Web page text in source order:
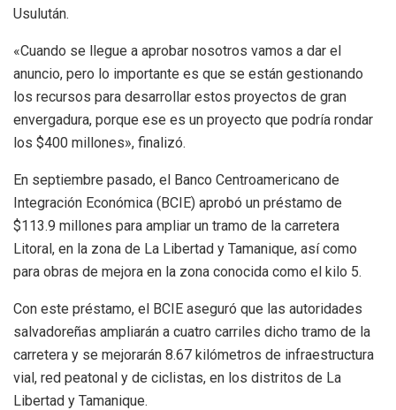
Usulután.
«Cuando se llegue a aprobar nosotros vamos a dar el
anuncio, pero lo importante es que se están gestionando
los recursos para desarrollar estos proyectos de gran
envergadura, porque ese es un proyecto que podría rondar
los $400 millones», finalizó.
En septiembre pasado, el Banco Centroamericano de
Integración Económica (BCIE) aprobó un préstamo de
$113.9 millones para ampliar un tramo de la carretera
Litoral, en la zona de La Libertad y Tamanique, así como
para obras de mejora en la zona conocida como el kilo 5.
Con este préstamo, el BCIE aseguró que las autoridades
salvadoreñas ampliarán a cuatro carriles dicho tramo de la
carretera y se mejorarán 8.67 kilómetros de infraestructura
vial, red peatonal y de ciclistas, en los distritos de La
Libertad y Tamanique.